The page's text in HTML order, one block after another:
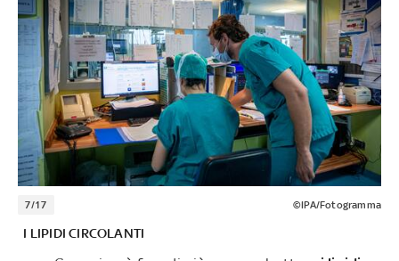
7/17 ©IPA/Fotogramma
I LIPIDI CIRCOLANTI